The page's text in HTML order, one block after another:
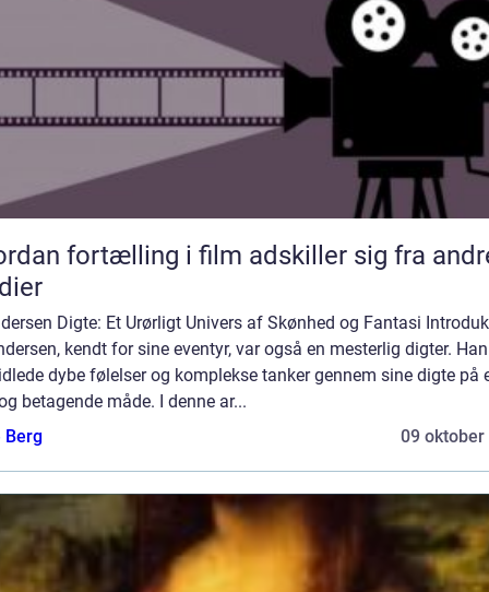
fortælling i film adskiller sig fra
Digte: Et Urørligt Univers af Skønhed og Fantasi
kendt for sine eventyr, var også en mesterlig digter. Han
dybe følelser og komplekse tanker gennem sine digte på
betagende måde. I denne ar...
Berg
09 oktober